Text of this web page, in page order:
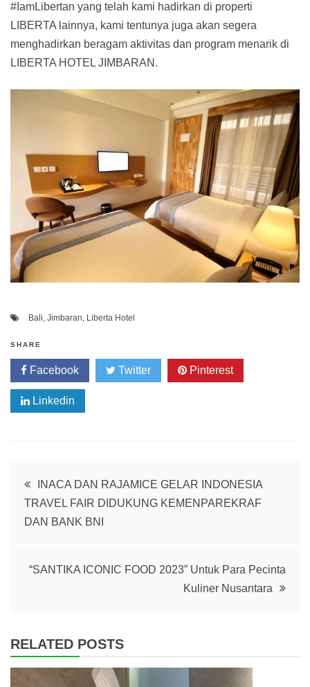
#IamLibertan yang telah kami hadirkan di properti
LIBERTA lainnya, kami tentunya juga akan segera
menghadirkan beragam aktivitas dan program menarik di
LIBERTA HOTEL JIMBARAN.
Bali, Jimbaran, Liberta Hotel
SHARE
Facebook Twitter Pinterest
Linkedin
Post
navigation
INACA DAN RAJAMICE GELAR INDONESIA
TRAVEL FAIR DIDUKUNG KEMENPAREKRAF
DAN BANK BNI
“SANTIKA ICONIC FOOD 2023” Untuk Para Pecinta
Kuliner Nusantara
RELATED POSTS